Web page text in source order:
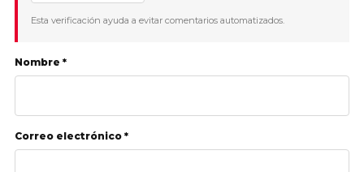
Esta verificación ayuda a evitar comentarios automatizados.
Nombre *
Correo electrónico *